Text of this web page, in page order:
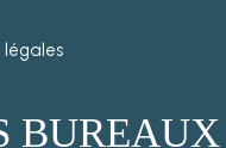
légales
BUREAUX